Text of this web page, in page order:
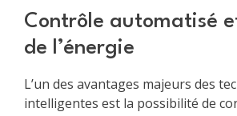
Contrôle automatisé
de l’énergie
L’un des avantages majeurs des
intelligentes est la possibilité de